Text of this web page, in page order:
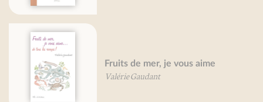
Verduras: me gustan
Béatrice Vigot-Lagandré